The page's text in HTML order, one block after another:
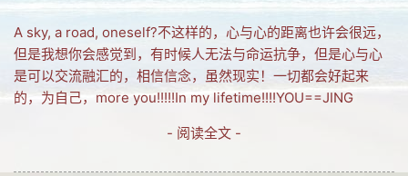
链接
Nav
归档
留言
A sky, a road, oneself?不这样的，心与心的距离也许会很远，
但是我想你会感觉到，有时候人无法与命运抗争，但是心与心
是可以交流融汇的，相信信念，虽然现实！一切都会好起来
的，为自己，more you!!!!!In my lifetime!!!!YOU==JING
- 阅读全文 -